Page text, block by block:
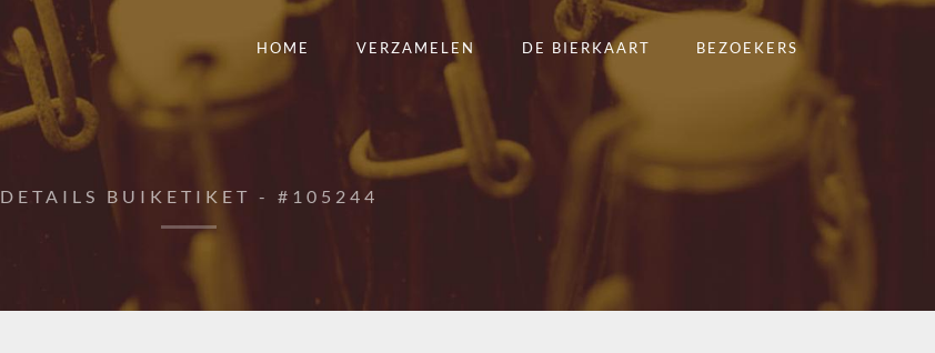
HOME VERZAMELEN DE BIERKAART BEZOEKERS
DETAILS BUIKETIKET - #105244